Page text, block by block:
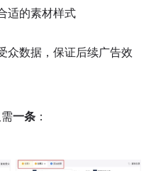
适的素材样式
数据，保证后续广告效
一条：